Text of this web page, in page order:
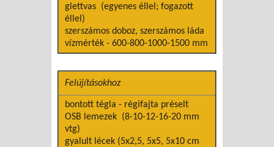
glettvas (egyenes éllel; fogazott
éllel)
szerszámos doboz, szerszámos láda
vízmérték - 600-800-1000-1500 mm
Felújításokhoz
bontott tégla - régifajta préselt
OSB lemezek (8-10-12-16-20 mm
vtg)
gyalult lécek (5x2,5, 5x5, 5x10 cm